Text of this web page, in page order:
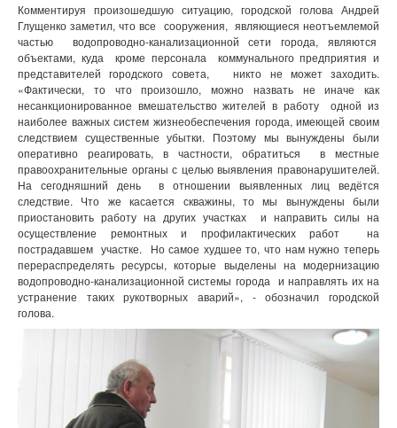
Комментируя произошедшую ситуацию, городской голова Андрей
Глущенко заметил, что все сооружения, являющиеся неотъемлемой
частью водопроводно-канализационной сети города, являются
объектами, куда кроме персонала коммунального предприятия и
представителей городского совета, никто не может заходить.
«Фактически, то что произошло, можно назвать не иначе как
несанкционированное вмешательство жителей в работу одной из
наиболее важных систем жизнеобеспечения города, имеющей своим
следствием существенные убытки. Поэтому мы вынуждены были
оперативно реагировать, в частности, обратиться в местные
правоохранительные органы с целью выявления правонарушителей.
На сегодняшний день в отношении выявленных лиц ведётся
следствие. Что же касается скважины, то мы вынуждены были
приостановить работу на других участках и направить силы на
осуществление ремонтных и профилактических работ на
пострадавшем участке. Но самое худшее то, что нам нужно теперь
перераспределять ресурсы, которые выделены на модернизацию
водопроводно-канализационной системы города и направлять их на
устранение таких рукотворных аварий», - обозначил городской
голова.